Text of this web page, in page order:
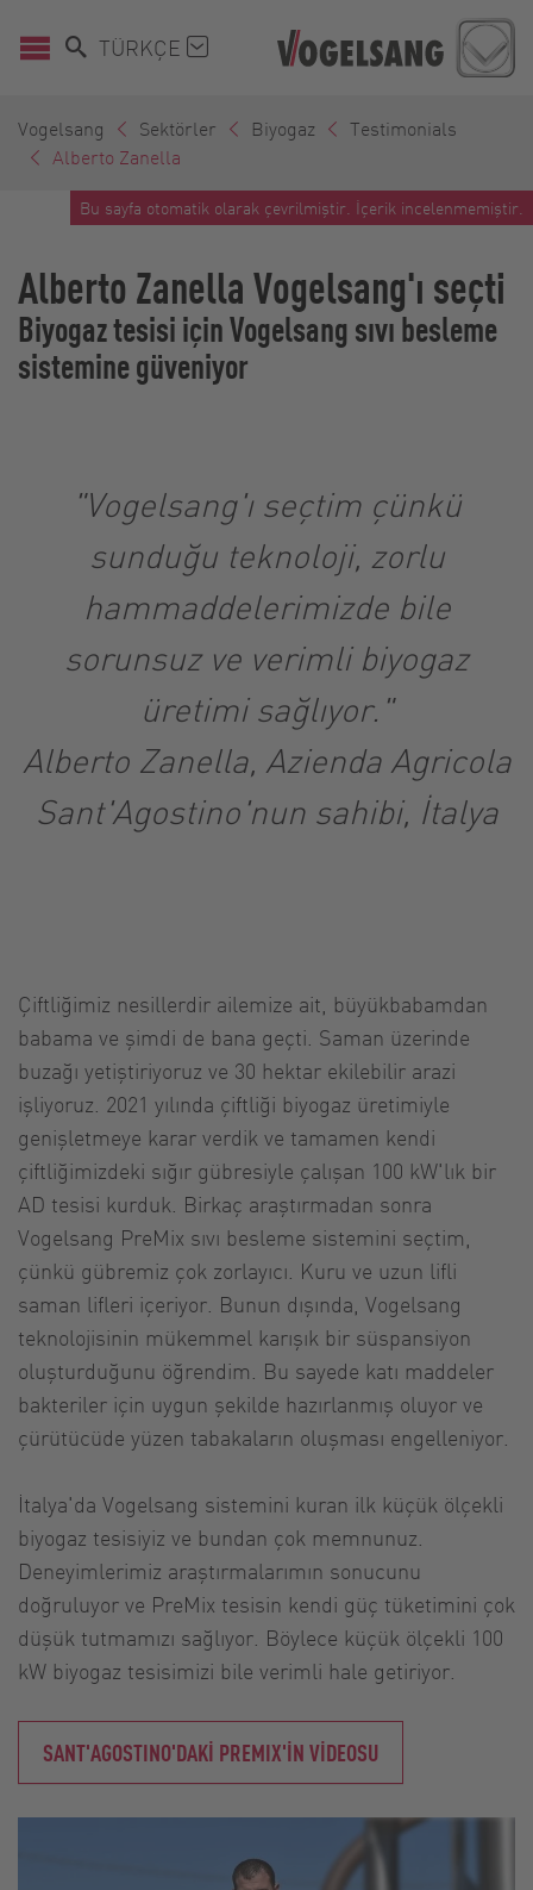
TÜRKÇE
Vogelsang Sektörler Biyogaz
Testimonials
Alberto Zanella
Bu sayfa otomatik olarak çevrilmiştir. İçerik incelenmemiştir.
Alberto Zanella Vogelsang'ı seçti
Biyogaz tesisi için Vogelsang sıvı besleme
sistemine güveniyor
"Vogelsang'ı seçtim çünkü
sunduğu teknoloji, zorlu
hammaddelerimizde bile
sorunsuz ve verimli biyogaz
üretimi sağlıyor."
Alberto Zanella, Azienda Agricola
Sant'Agostino'nun sahibi, İtalya
Çiftliğimiz nesillerdir ailemize ait, büyükbabamdan
babama ve şimdi de bana geçti. Saman üzerinde
buzağı yetiştiriyoruz ve 30 hektar ekilebilir arazi
işliyoruz. 2021 yılında çiftliği biyogaz üretimiyle
genişletmeye karar verdik ve tamamen kendi
çiftliğimizdeki sığır gübresiyle çalışan 100 kW'lık bir
AD tesisi kurduk. Birkaç araştırmadan sonra
Vogelsang PreMix sıvı besleme sistemini seçtim,
çünkü gübremiz çok zorlayıcı. Kuru ve uzun lifli
saman lifleri içeriyor. Bunun dışında, Vogelsang
teknolojisinin mükemmel karışık bir süspansiyon
oluşturduğunu öğrendim. Bu sayede katı maddeler
bakteriler için uygun şekilde hazırlanmış oluyor ve
çürütücüde yüzen tabakaların oluşması engelleniyor.
İtalya'da Vogelsang sistemini kuran ilk küçük ölçekli
biyogaz tesisiyiz ve bundan çok memnunuz.
Deneyimlerimiz araştırmalarımın sonucunu
doğruluyor ve PreMix tesisin kendi güç tüketimini çok
düşük tutmamızı sağlıyor. Böylece küçük ölçekli 100
kW biyogaz tesisimizi bile verimli hale getiriyor.
SANT'AGOSTINO'DAKİ PREMIX'İN VİDEOSU